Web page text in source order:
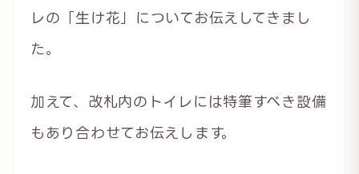
レの「生け花」についてお伝えしてきまし
た。
加えて、改札内のトイレには特筆すべき設備
もあり合わせてお伝えします。